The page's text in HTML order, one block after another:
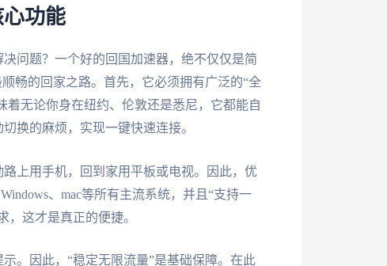
功能
问题？一个好的回国加速器，绝不仅仅是简
畅的回家之路。首先，它必须拥有广泛的“全
着无论你身在纽约、伦敦还是悉尼，它都能自
换的麻烦，实现一键快速连接。
上用手机，回到家用平板或电视。因此，优
、mac等所有主流系统，并且“支持一
，这才是真正的便捷。
。因此，“稳定无限流量”是基础保障。在此